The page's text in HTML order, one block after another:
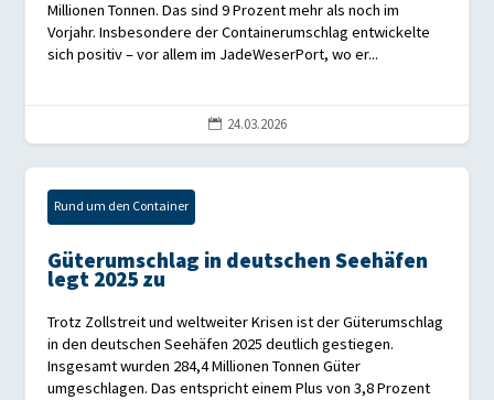
Millionen Tonnen. Das sind 9 Prozent mehr als noch im
Vorjahr. Insbesondere der Containerumschlag entwickelte
sich positiv – vor allem im JadeWeserPort, wo er...
 24.03.2026
Rund um den Container
Güterumschlag in deutschen Seehäfen
legt 2025 zu
Trotz Zollstreit und weltweiter Krisen ist der Güterumschlag
in den deutschen Seehäfen 2025 deutlich gestiegen.
Insgesamt wurden 284,4 Millionen Tonnen Güter
umgeschlagen. Das entspricht einem Plus von 3,8 Prozent